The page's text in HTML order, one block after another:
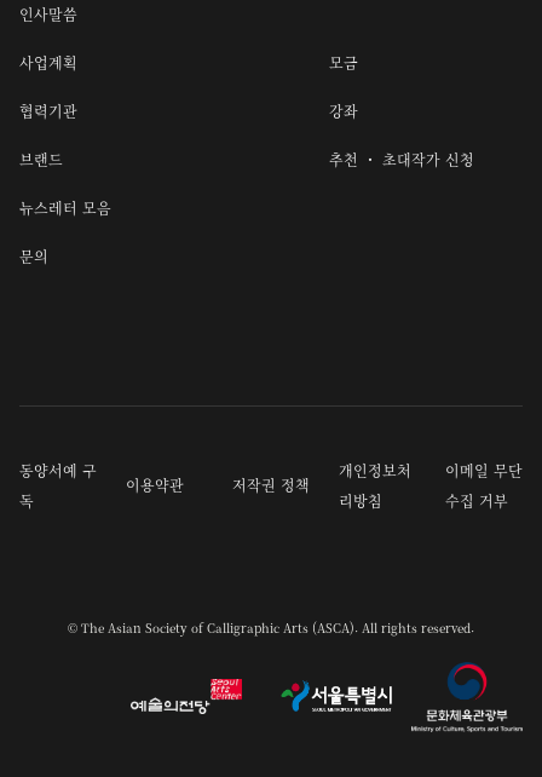
인사말씀
사업계획
협력기관
브랜드
뉴스레터 모음
문의
모금
강좌
추천 ・ 초대작가 신청
동양서예 구
독
이용약관 저작권 정책
개인정보처
리방침
이메일 무단
수집 거부
© The Asian Society of Calligraphic Arts (ASCA). All rights reserved.